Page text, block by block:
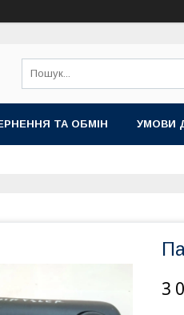
ТА ОБМІН УМОВИ
3